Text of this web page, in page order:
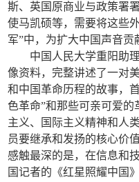
斯、英国原商业与政策署
使马凯硕等，需要将这些
军”中，为扩大中国声音贡
中国人民大学重阳助
像资料，完整讲述了一对
和中国革命历程的故事，
色革命”和那些可亲可爱
主义、国际主义精神和人
员要继承和发扬的核心价
感触最深的是，在信息和
国记者的《红星照耀中国